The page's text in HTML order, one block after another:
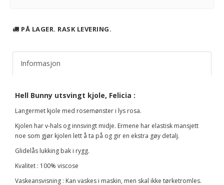
PÅ LAGER. RASK LEVERING.
Informasjon
Hell Bunny utsvingt kjole, Felicia :
Langermet kjole med rosemønster i lys rosa.
Kjolen har v-hals og innsvingt midje. Ermene har elastisk mansjett
noe som gjør kjolen lett å ta på og gir en ekstra gøy detalj.
Glidelås lukking bak i rygg.
Kvalitet : 100% viscose
Vaskeansvisning : Kan vaskes i maskin, men skal ikke tørketromles.